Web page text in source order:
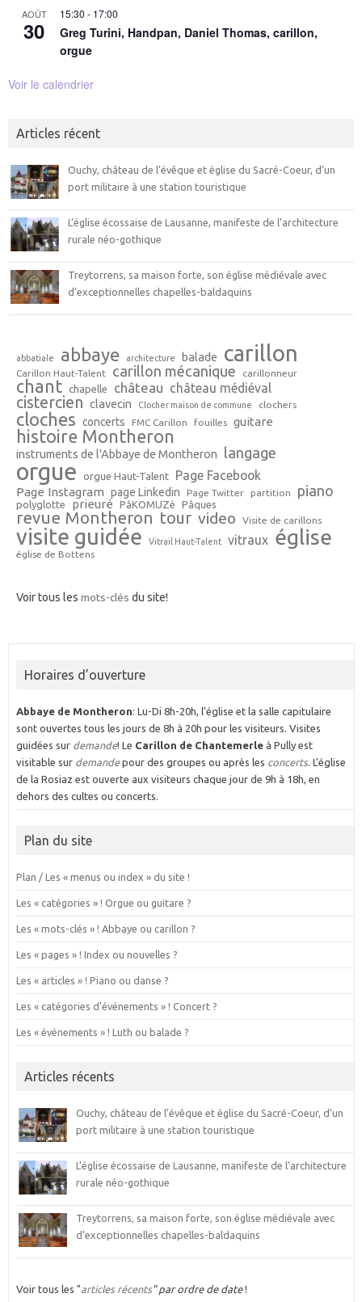
AOÛT
30
15:30 - 17:00
Greg Turini, Handpan, Daniel Thomas, carillon,
orgue
Voir le calendrier
Articles récent
Ouchy, château de l’évêque et église du Sacré-Coeur, d’un
port militaire à une station touristique
L’église écossaise de Lausanne, manifeste de l’architecture
rurale néo-gothique
Treytorrens, sa maison forte, son église médiévale avec
d’exceptionnelles chapelles-baldaquins
abbatiale abbaye architecture balade carillon
Carillon Haut-Talent carillon mécanique carillonneur
chant chapelle château château médiéval
cistercien clavecin Clocher maison de commune clochers
cloches concerts FMC Carillon fouilles guitare
histoire Montheron
instruments de l'Abbaye de Montheron langage
orgue orgue Haut-Talent Page Facebook
Page Instagram page Linkedin Page Twitter partition piano
polyglotte prieuré PâKOMUZé Pâques
revue Montheron tour video Visite de carillons
visite guidée Vitrail Haut-Talent vitraux église
église de Bottens
Voir tous les mots-clés du site!
Horaires d’ouverture
Abbaye de Montheron: Lu-Di 8h-20h, l’église et la salle capitulaire
sont ouvertes tous les jours de 8h à 20h pour les visiteurs. Visites
guidées sur demande! Le Carillon de Chantemerleà Pully est
visitable sur demandepour des groupes ou après les concerts. L'église
de la Rosiaz est ouverte aux visiteurs chaque jour de 9h à 18h, en
dehors des cultes ou concerts.
Plan du site
Plan / Les « menus ou index » du site !
Les « catégories » ! Orgue ou guitare ?
Les « mots-clés » ! Abbaye ou carillon ?
Les « pages » ! Index ou nouvelles ?
Les « articles » ! Piano ou danse ?
Les « catégories d’événements » ! Concert ?
Les « événements » ! Luth ou balade ?
Articles récents
Ouchy, château de l’évêque et église du Sacré-Coeur, d’un
port militaire à une station touristique
L’église écossaise de Lausanne, manifeste de l’architecture
rurale néo-gothique
Treytorrens, sa maison forte, son église médiévale avec
d’exceptionnelles chapelles-baldaquins
Voir tous les "articles récents" par ordre de date!